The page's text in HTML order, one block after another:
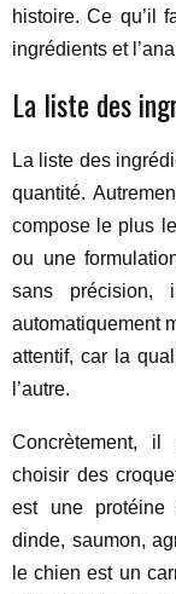
histoire. Ce qu’il
ingrédients et
La liste des
La liste des
quantité.
compose le plus
ou une
sans précision,
automatiquement
attentif, car la
l’autre.
Concrètement, il
choisir des
est une protéine
dinde, saumon,
le chien est un